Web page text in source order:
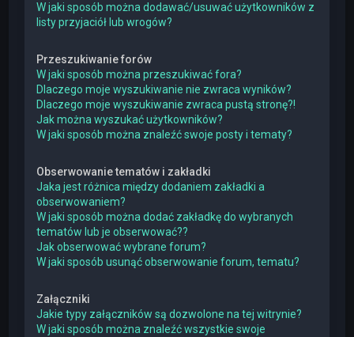
W jaki sposób można dodawać/usuwać użytkowników z
listy przyjaciół lub wrogów?
Przeszukiwanie forów
W jaki sposób można przeszukiwać fora?
Dlaczego moje wyszukiwanie nie zwraca wyników?
Dlaczego moje wyszukiwanie zwraca pustą stronę?!
Jak można wyszukać użytkowników?
W jaki sposób można znaleźć swoje posty i tematy?
Obserwowanie tematów i zakładki
Jaka jest różnica między dodaniem zakładki a
obserwowaniem?
W jaki sposób można dodać zakładkę do wybranych
tematów lub je obserwować??
Jak obserwować wybrane forum?
W jaki sposób usunąć obserwowanie forum, tematu?
Załączniki
Jakie typy załączników są dozwolone na tej witrynie?
W jaki sposób można znaleźć wszystkie swoje